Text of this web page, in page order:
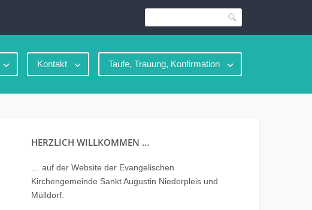
Suche
Kontakt Taufe, Trauung, Konfirmation
HERZLICH WILLKOMMEN …
… auf der Website der Evangelischen
Kirchengemeinde Sankt Augustin Niederpleis und
Mülldorf.